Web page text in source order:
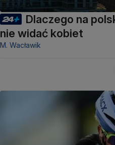
Dlaczego na
nie widać kobiet
M. Wacławik